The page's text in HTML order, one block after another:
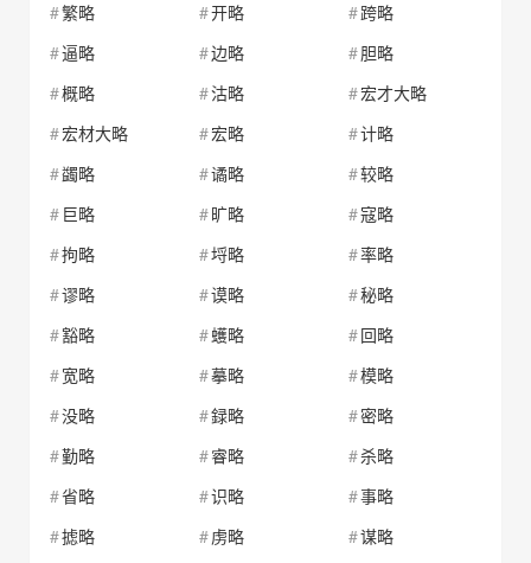
繁略 开略
跨略
逼略
边略
胆略
概略
沽略
宏才大略
宏材大略
宏略
计略
蠲略
谲略
较略
巨略
旷略
寇略
拘略
埒略
率略
谬略
谟略
秘略
豁略
蠖略
回略
宽略
摹略
模略
没略
録略
密略
勤略
睿略
杀略
省略
识略
事略
摅略
虏略
谋略